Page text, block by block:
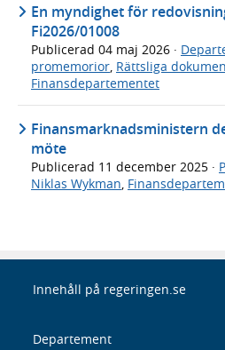
En myndighet för
Fi2026/01008
Publicerad 04 maj 2026 ·
promemorior Rättsliga
Finansdepartementet
Finansmarknadsministern
möte
Publicerad 11 december 2025 ·
Niklas Wykman,
Innehåll på regeringen.se
Departement